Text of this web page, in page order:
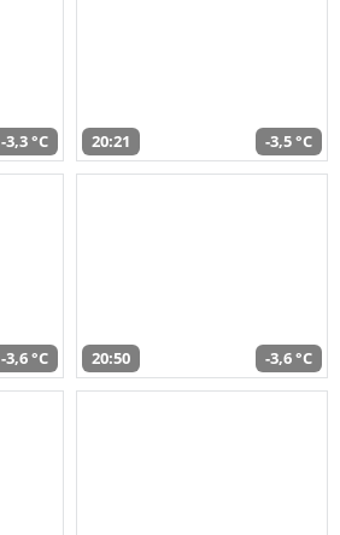
-3,3 °C 20:21 -3,5 °C
-3,6 °C 20:50 -3,6 °C